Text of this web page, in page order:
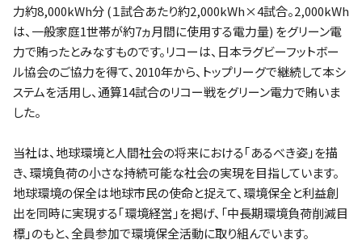
力約8,000kWh分 (１試合あたり約2,000kWh×4試合。2,000kWh
は、一般家庭1世帯が約7ヵ月間に使用する電力量) をグリーン電
力で賄ったとみなすものです。リコーは、日本ラグビーフットボー
ル協会のご協力を得て、2010年から、トップリーグで継続して本シ
ステムを活用し、通算14試合のリコー戦をグリーン電力で賄いま
した。
当社は、地球環境と人間社会の将来における｢あるべき姿｣を描
き、環境負荷の小さな持続可能な社会の実現を目指しています。
地球環境の保全は地球市民の使命と捉えて、環境保全と利益創
出を同時に実現する｢環境経営｣を掲げ、「中長期環境負荷削減目
標」のもと、全員参加で環境保全活動に取り組んでいます。